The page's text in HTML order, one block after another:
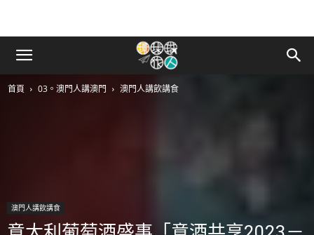
首頁 03。澳門人講澳門 澳門人講飲講食
澳門人講飲講食